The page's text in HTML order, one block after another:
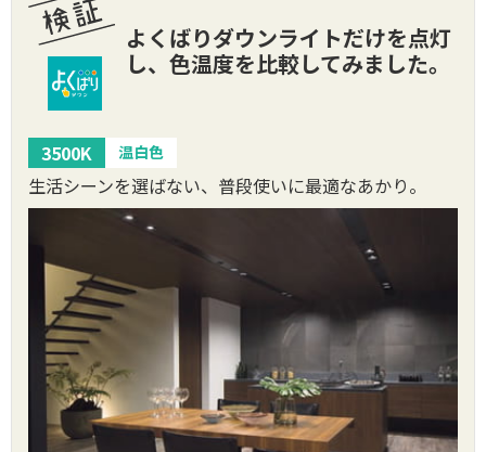
よくばりダウンライトだけを点灯
し、色温度を比較してみました。
3500K 温白色
生活シーンを選ばない、普段使いに最適なあかり。